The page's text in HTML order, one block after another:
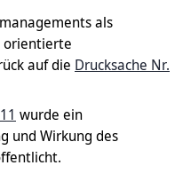
als
orientierte
auf die Drucksache Nr.
wurde ein
und Wirkung des